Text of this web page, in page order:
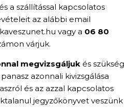
a szállítással kapcsolatos
az alábbi email
vagy a 06 80
várjuk.
megvizsgáljuk és szükség
azonnali kivizsgálása
és az azzal kapcsolatos
jegyzőkönyvet veszünk